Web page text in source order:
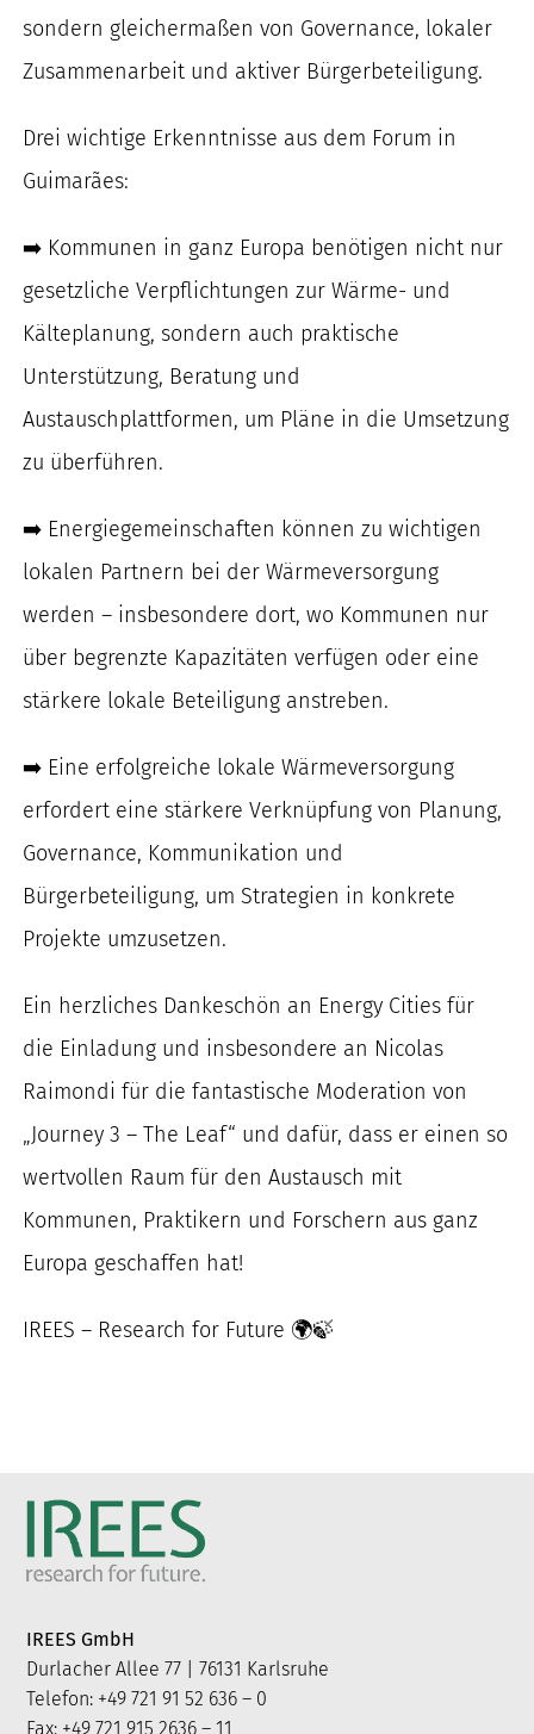
sondern gleichermaßen von Governance, lokaler
Zusammenarbeit und aktiver Bürgerbeteiligung.
Drei wichtige Erkenntnisse aus dem Forum in
Guimarães:
➡️ Kommunen in ganz Europa benötigen nicht nur
gesetzliche Verpflichtungen zur Wärme- und
Kälteplanung, sondern auch praktische
Unterstützung, Beratung und
Austauschplattformen, um Pläne in die Umsetzung
zu überführen.
➡️ Energiegemeinschaften können zu wichtigen
lokalen Partnern bei der Wärmeversorgung
werden – insbesondere dort, wo Kommunen nur
über begrenzte Kapazitäten verfügen oder eine
stärkere lokale Beteiligung anstreben.
➡️ Eine erfolgreiche lokale Wärmeversorgung
erfordert eine stärkere Verknüpfung von Planung,
Governance, Kommunikation und
Bürgerbeteiligung, um Strategien in konkrete
Projekte umzusetzen.
Ein herzliches Dankeschön an Energy Cities für
die Einladung und insbesondere an Nicolas
Raimondi für die fantastische Moderation von
„Journey 3 – The Leaf“ und dafür, dass er einen so
wertvollen Raum für den Austausch mit
Kommunen, Praktikern und Forschern aus ganz
Europa geschaffen hat!
IREES – Research for Future 🌍🍃
IREES GmbH
Durlacher Allee 77 | 76131 Karlsruhe
Telefon: +49 721 91 52 636 – 0
Fax: +49 721 915 2636 – 11